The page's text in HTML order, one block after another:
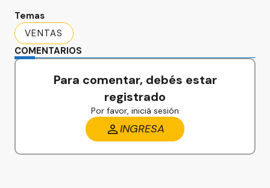
Temas
VENTAS
COMENTARIOS
Para comentar, debés estar
registrado
Por favor, iniciá sesión
INGRESA